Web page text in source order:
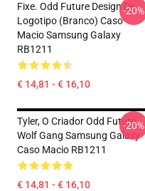
Fixe. Odd Future Design De
Logotipo (branco) Caso
Macio Samsung Galaxy
RB1211
€ 14,81 - € 16,10
-20%
Tyler, O Criador Odd Future
Wolf Gang Samsung Galaxy
Caso Macio RB1211
€ 14,81 - € 16,10
-20%